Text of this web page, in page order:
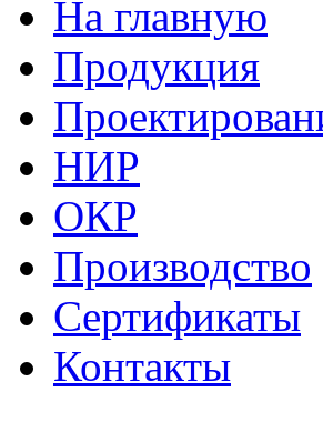
На главную
Продукция
НИР
ОКР
Производство
Сертификаты
Контакты